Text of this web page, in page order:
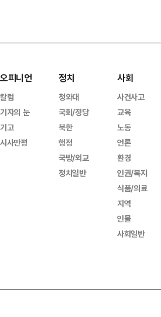
오피니언
칼럼
기자의 눈
기고
시사만평
정치
청와대
국회/정당
북한
행정
국방/외교
정치일반
사회
사건사고
교육
노동
언론
환경
인권/복지
식품/의료
지역
인물
사회일반